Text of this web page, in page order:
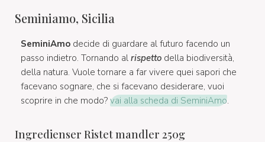
Seminiamo, Sicilia
SeminiAmo decide di guardare al futuro facendo un
passo indietro. Tornando al rispetto della biodiversità,
della natura. Vuole tornare a far vivere quei sapori che
facevano sognare, che si facevano desiderare, vuoi
scoprire in che modo? vai alla scheda di SeminiAmo.
Ingredienser Ristet mandler 250g